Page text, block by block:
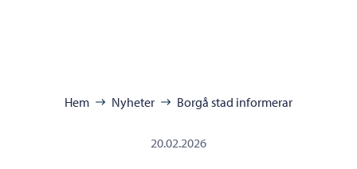
Hem Nyheter Borgå stad informerar
20.02.2026